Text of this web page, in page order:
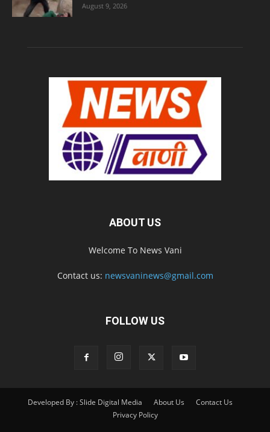
August 9, 2026
ABOUT US
Welcome To News Vani
Contact us: newsvaninews@gmail.com
FOLLOW US
Developed By : Slide Digital Media About Us
Contact Us
Privacy Policy